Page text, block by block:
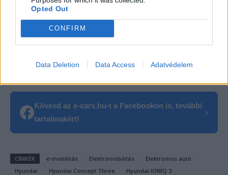
Opted Out
CONFIRM
Data Deletion Data Access Adatvédelem
autó illik”– mondtaXavier Martinet, a Hyundai Motor
Europe elnöke és vezérigazgatója.„A Concept Three a
Hyundai villanyos átállásának újabb lépcsőfokát jelenti.
Kompakt méreteivel és az Art of Steel dizájnnyelvvel azt az
elképzelésünket testesíti meg, hogy a mobilitás egyszerre
legyen praktikus, elérhető és érzelmeket keltő.”
Kövesd az e-cars.hu-t a Facebookon is, további
tartalmakért!
›
CÍMKÉK e-mobilitás Elektromobilitás
Elektromos autó
Hyundai
Hyundai Concept Three Hyundai IONIQ 3